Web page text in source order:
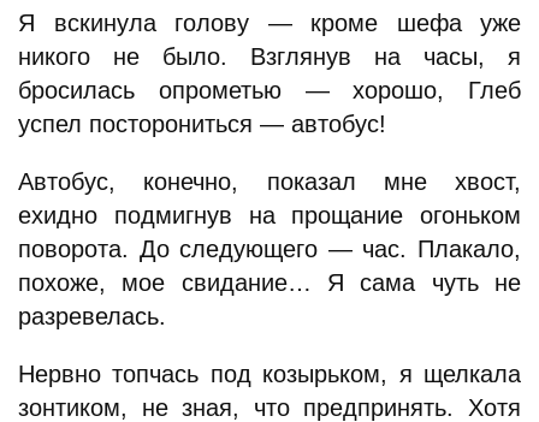
Я вскинула голову — кроме шефа уже
никого не было. Взглянув на часы, я
бросилась опрометью — хорошо, Глеб
успел посторониться — автобус!
Автобус, конечно, показал мне хвост,
ехидно подмигнув на прощание огоньком
поворота. До следующего — час. Плакало,
похоже, мое свидание… Я сама чуть не
разревелась.
Нервно топчась под козырьком, я щелкала
зонтиком, не зная, что предпринять. Хотя